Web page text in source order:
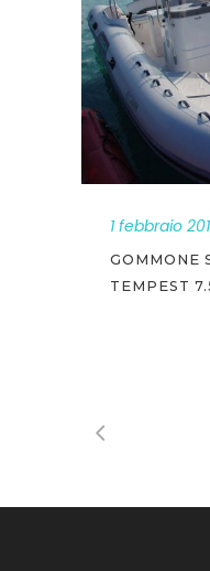
1 febbraio
GOMMONE
TEMPEST